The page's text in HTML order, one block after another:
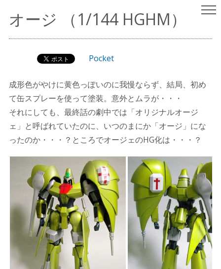
ヤスリはいらない
（since 2001.9.15）
パチ組みガンプラレビュー
オージ （1/144 HGHM）
Pocket
成形色がやけに黄色っぽいのに我慢ならず、結局、初め
て缶スプレーを使って塗装。意外とムラが・・・
それにしても、最終話の劇中では「オリジナルオージ
ェ」と呼ばれていたのに、いつのまにか「オージ」にな
ったのか・・・？ところでオージェのHG化は・・・？